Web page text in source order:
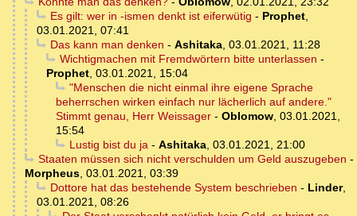
Es gilt: wer in -ismen denkt ist eiferwütig - Prophet,
03.01.2021, 07:41
Das kann man denken - Ashitaka, 03.01.2021, 11:28
Wichtigmachen mit Fremdwörtern bitte unterlassen -
Prophet, 03.01.2021, 15:04
"Menschen die nicht einmal ihre eigene Sprache
beherrschen wirken einfach nur lächerlich auf andere."
Stimmt genau, Herr Weissager - Oblomow, 03.01.2021,
15:54
Lustig bist du ja- Ashitaka, 03.01.2021, 21:00
Staaten müssen sich nicht verschulden um Geld auszugeben -
Morpheus, 03.01.2021, 03:39
Dottore hat das bestehende System beschrieben - Linder,
03.01.2021, 08:26